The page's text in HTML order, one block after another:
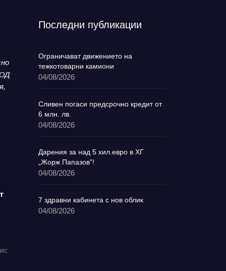
Последни публикации
Ограничават движението на
тежкотоварни камиони
04/08/2026
Сливен погаси предсрочно кредит от
6 млн. лв.
04/08/2026
Дарения за над 5 хил.евро в ХГ
„Жорж Папазов”!
04/08/2026
7 здравни кабинета с нов облик
04/08/2026